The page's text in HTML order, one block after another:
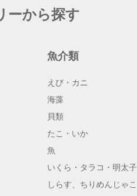
ーから探す
魚介類
えび・カニ
海藻
貝類
たこ・いか
魚
いくら・タラコ・明太子
しらす、ちりめんじゃこ